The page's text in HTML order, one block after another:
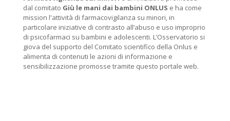
dal comitato Giù le mani dai bambini ONLUS e ha come
mission l'attività di farmacovigilanza su minori, in
particolare iniziative di contrasto all’abuso e uso improprio
di psicofarmaci su bambini e adolescenti. L’Osservatorio si
giova del supporto del Comitato scientifico della Onlus e
alimenta di contenuti le azioni di informazione e
sensibilizzazione promosse tramite questo portale web.